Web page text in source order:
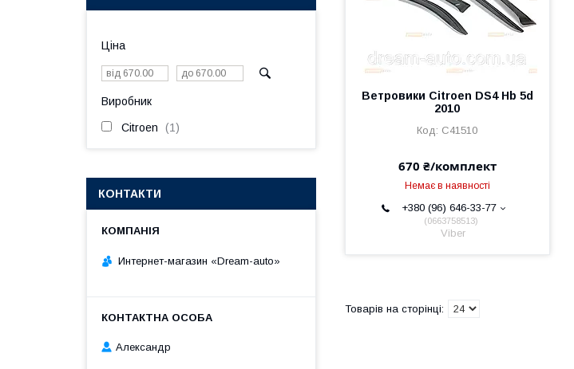
Ветровики Citroen DS4 Hb 5d
2010
C41510
670 ₴/комплект
Немає в наявності
+380 (96) 646-33-77
0663758513
Viber
Ціна
Виробник
Citroen 1
КОНТАКТИ
Интернет-магазин «Dream-auto»
Александр